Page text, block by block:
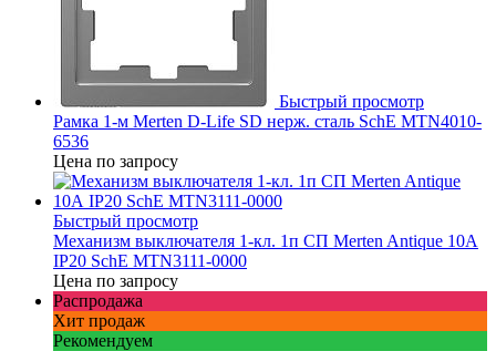
Быстрый просмотр
Рамка 1-м Merten D-Life SD нерж. сталь SchE MTN4010-
6536
Цена по запросу
Быстрый просмотр
Механизм выключателя 1-кл. 1п СП Merten Antique 10А
IP20 SchE MTN3111-0000
Цена по запросу
Распродажа
Хит продаж
Рекомендуем